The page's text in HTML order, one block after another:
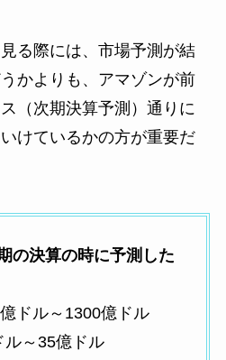
る際には、市場予測が結
かよりも、アマゾンが前
（次期決算予測）通りに
けているかの方が重要だ
の決算の時に予測した
ル～1300億ドル
～35億ドル